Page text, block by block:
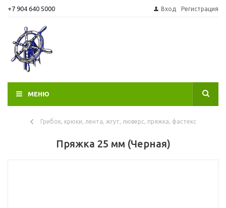
+7 904 640 5000 Вход Регистрация
МЕНЮ
Грибок, крюки, лента, жгут, люверс, пряжка, фастекс
Пряжка 25 мм (Черная)